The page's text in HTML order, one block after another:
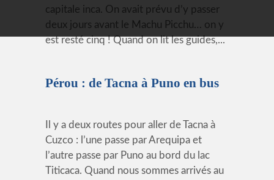
capitale inca. On avait prévu d’y passer
deux jours avant le Machu Picchu… on y
est resté cinq ! Quand on lit les guides,...
Pérou : de Tacna à Puno en bus
Il y a deux routes pour aller de Tacna à
Cuzco : l’une passe par Arequipa et
l’autre passe par Puno au bord du lac
Titicaca. Quand nous sommes arrivés au